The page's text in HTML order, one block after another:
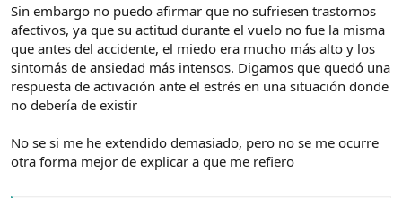
Sin embargo no puedo afirmar que no sufriesen trastornos
afectivos, ya que su actitud durante el vuelo no fue la misma
que antes del accidente, el miedo era mucho más alto y los
sintomás de ansiedad más intensos. Digamos que quedó una
respuesta de activación ante el estrés en una situación donde
no debería de existir
No se si me he extendido demasiado, pero no se me ocurre
otra forma mejor de explicar a que me refiero